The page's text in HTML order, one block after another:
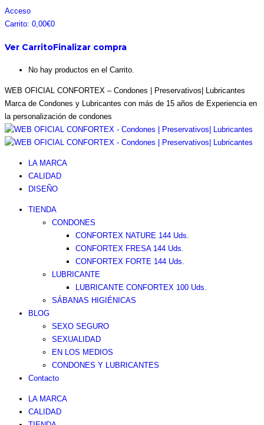
Saltar
al
Facebook
page
in
Instagram
page
in
Pinterest
page
in
Twitter
page
in
Acceso
Carrito: 0,00€0
Ver CarritoFinalizar compra
No hay productos en el Carrito.
WEB OFICIAL CONFORTEX – Condones | Preservativos| Lubricantes
Marca de Condones y Lubricantes con más de 15 años de Experiencia en
la personalización de condones
LA MARCA
CALIDAD
DISEÑO
TIENDA
CONDONES
CONFORTEX NATURE 144 Uds.
CONFORTEX FRESA 144 Uds.
CONFORTEX FORTE 144 Uds.
LUBRICANTE
LUBRICANTE CONFORTEX 100 Uds.
SÁBANAS HIGIÉNICAS
BLOG
SEXO SEGURO
SEXUALIDAD
EN LOS MEDIOS
CONDONES Y LUBRICANTES
Contacto
LA MARCA
CALIDAD